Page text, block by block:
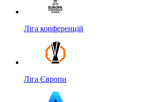
Ліга конференцій
Ліга Європи